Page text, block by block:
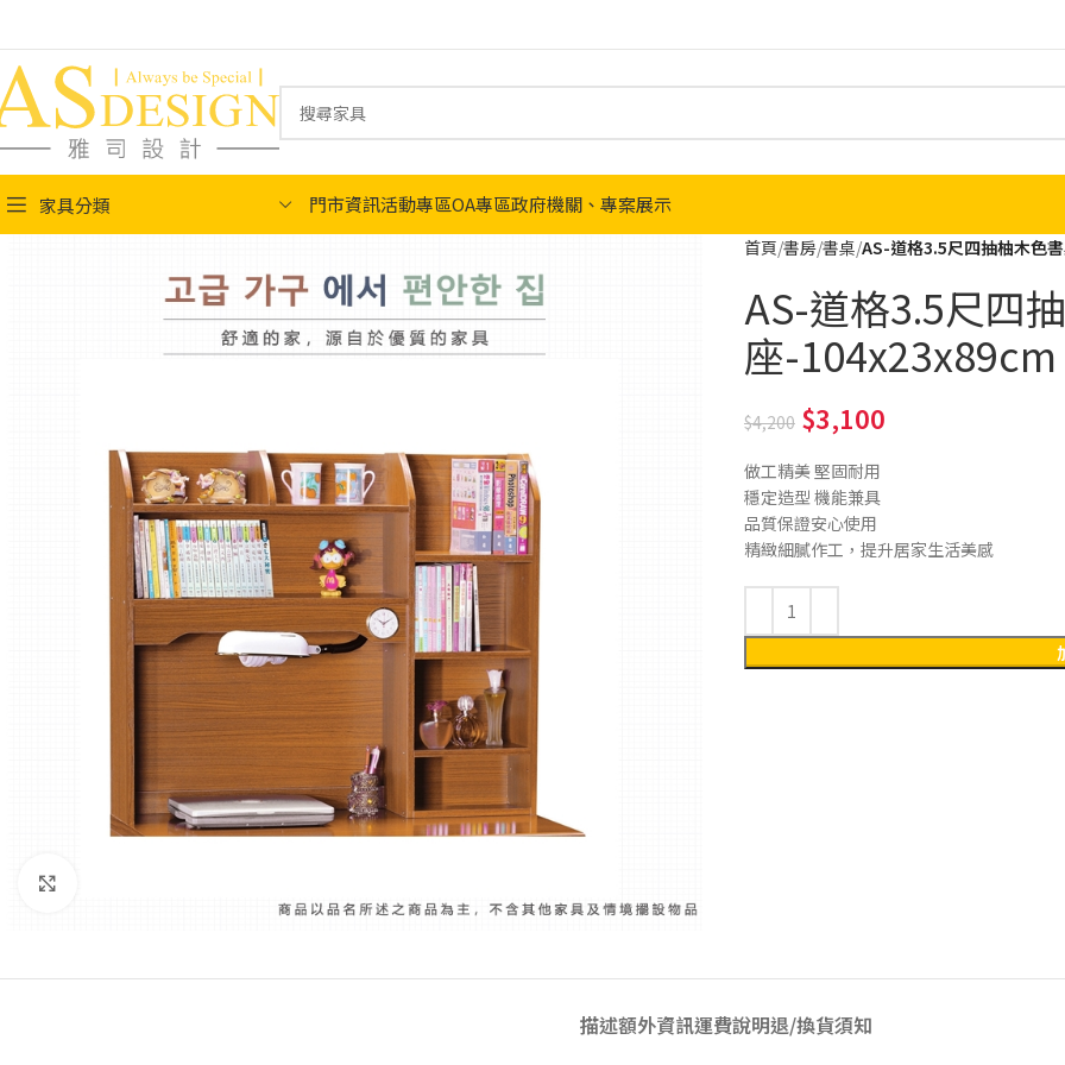
家具分類 門市資訊活動專區OA專區政府機關、專案展示
首頁 書房 書桌 AS-道格3.5尺四抽柚木色
AS-道格3.5尺四
座-104x23x89cm
4,200 3,100
做工精美 堅固耐用
穩定造型 機能兼具
品質保證安心使用
精緻細膩作工，提升居家生活美感
描述額外資訊運費說明退/換貨須知